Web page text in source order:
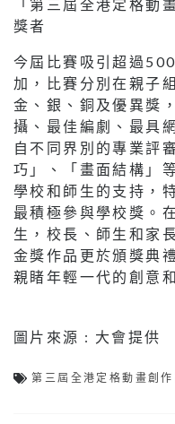
「第三屆全港定格動
獎者
今屆比賽吸引超過
加，比賽分別在親子
金、銀、銅及優異獎
攝、最佳編劇、最具
自不同界別的專業評
巧」、「畫面結構」
學校和師生的支持，
最積極參與學校獎。
生，校長、師生和家
金獎作品更於頒獎典
親睹年輕一代的創意
圖片來源 : 大會提供
第三屆全港定格動畫創作